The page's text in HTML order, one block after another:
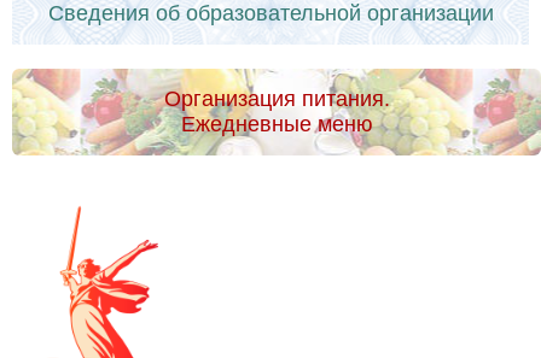
Сведения об образовательной организации
Организация питания.
Ежедневные меню